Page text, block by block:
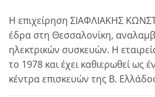
Η επιχείρηση ΣΙΑΦΛΙΑΚΗΣ
έδρα στη Θεσσαλονίκη,
ηλεκτρικών συσκευών. Η
το 1978 και έχει καθιερωθεί ως
κέντρα επισκευών της Β.